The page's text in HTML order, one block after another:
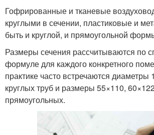
Гофрированные и тканевые
круглыми в сечении, пластиковые и
быть и круглой, и прямоугольной
Размеры сечения рассчитываются по
формуле для каждого конкретного
практике часто встречаются
круглых труб и размеры 55×110,
прямоугольных.